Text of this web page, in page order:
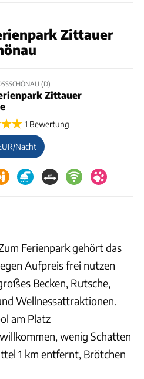
Zittauer
(D)
Zittauer
1 Bewertung
Nacht
Ferienpark gehört das
Aufpreis frei nutzen
Becken, Rutsche,
Wellnessattraktionen.
am Platz
wenig Schatten
1 km entfernt, Brötchen